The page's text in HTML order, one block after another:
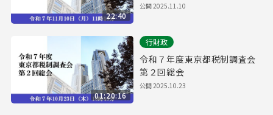
22:40
公開2025.11.10
01:20:16
行財政
令和７年度東京都税制調査会
第２回総会
公開2025.10.23